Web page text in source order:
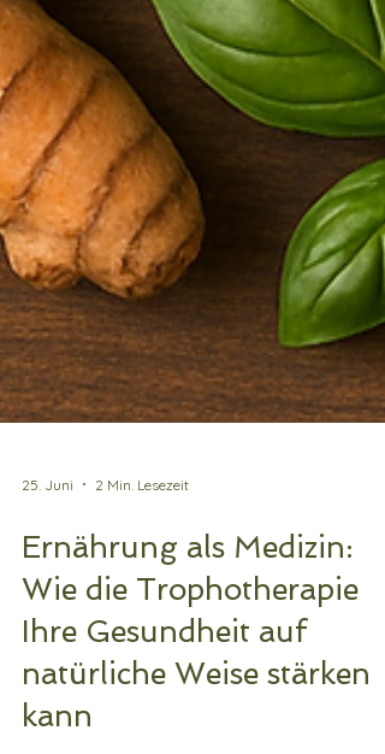
25. Juni
Ernährung als Medizin:
Wie die Trophotherapie
Ihre Gesundheit auf
natürliche Weise stärken